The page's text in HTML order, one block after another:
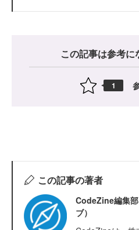
この記事は参考に
1
この記事の著者
CodeZine編集
ブ）